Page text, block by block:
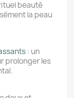
beauté
la peau
: un
prolonger les